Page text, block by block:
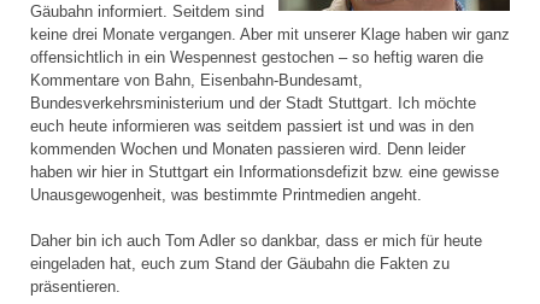
Gäubahn informiert. Seitdem sind
keine drei Monate vergangen. Aber mit unserer Klage haben wir ganz
offensichtlich in ein Wespennest gestochen – so heftig waren die
Kommentare von Bahn, Eisenbahn-Bundesamt,
Bundesverkehrsministerium und der Stadt Stuttgart. Ich möchte
euch heute informieren was seitdem passiert ist und was in den
kommenden Wochen und Monaten passieren wird. Denn leider
haben wir hier in Stuttgart ein Informationsdefizit bzw. eine gewisse
Unausgewogenheit, was bestimmte Printmedien angeht.
Daher bin ich auch Tom Adler so dankbar, dass er mich für heute
eingeladen hat, euch zum Stand der Gäubahn die Fakten zu
präsentieren.